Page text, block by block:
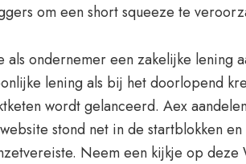
om een short squeeze te
als ondernemer een zakelijke lening
lening als bij het doorlopend
wordt gelanceerd. Aex
stond net in de startblokken
Neem een kijkje op